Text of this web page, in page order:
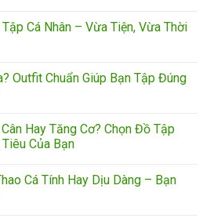
Cá Nhân – Vừa Tiện, Vừa Thời
Outfit Chuẩn Giúp Bạn Tập Đúng
Hay Tăng Cơ? Chọn Đồ Tập
Của Bạn
Cá Tính Hay Dịu Dàng – Bạn